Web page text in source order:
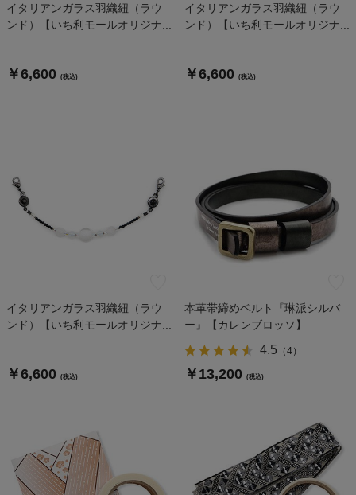
イタリアンガラス羽織紐（ラウ
ンド）【いち利モールオリジナ...
￥6,600 (税込)
イタリアンガラス羽織紐（ラウ
ンド）【いち利モールオリジナ...
￥6,600 (税込)
イタリアンガラス羽織紐（ラウ
ンド）【いち利モールオリジナ...
￥6,600 (税込)
本革帯締めベルト『琳派シルバ
ー』【カレンブロッソ】
4.5 （4）
￥13,200 (税込)